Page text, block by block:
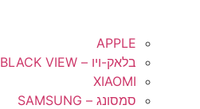
APPLE
בלאק-ויו – BLACK VIEW
XIAOMI
סמסונג – SAMSUNG